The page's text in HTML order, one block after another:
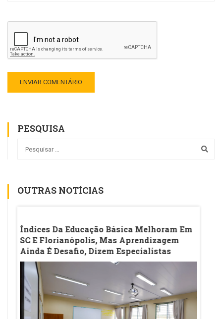
PESQUISA
OUTRAS NOTÍCIAS
Índices Da Educação Básica Melhoram Em
SC E Florianópolis, Mas Aprendizagem
Ainda É Desafio, Dizem Especialistas